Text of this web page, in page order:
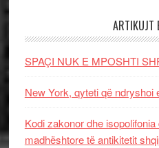
ARTIKUJT
SPAÇI NUK E MPOSHTI
New York, qyteti që
Kodi zakonor dhe
madhështore të antikitetit